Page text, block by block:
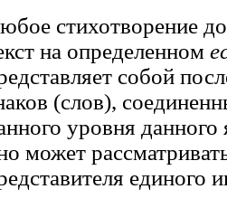
стихотворение
на определенном
собой
(слов),
уровня
может
единого